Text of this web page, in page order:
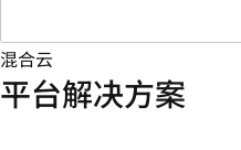
混合云
平台解决方案